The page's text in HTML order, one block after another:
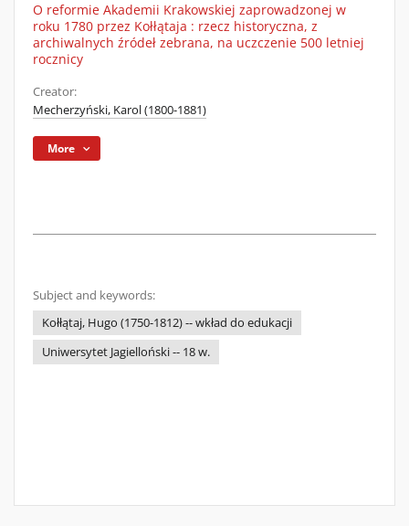
O reformie Akademii Krakowskiej zaprowadzonej w
roku 1780 przez Kołłątaja : rzecz historyczna, z
archiwalnych źródeł zebrana, na uczczenie 500 letniej
rocznicy
Creator:
Mecherzyński, Karol (1800-1881)
More
Subject and keywords:
Kołłątaj, Hugo (1750-1812) -- wkład do edukacji
Uniwersytet Jagielloński -- 18 w.